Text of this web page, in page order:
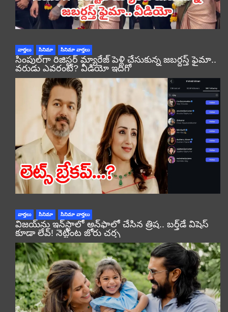
వార్తలు సినిమా సినిమా వార్తలు
సింపుల్‌గా రిజిస్టర్‌ మ్యారేజ్ పెళ్లి చేసుకున్న జబర్దస్త్ ఫైమా..
వరుడు ఎవరంటే? వీడియో ఇదిగో
వార్తలు సినిమా సినిమా వార్తలు
విజయ్‌ను ఇన్‌స్టాలో అన్‌ఫాలో చేసిన త్రిష.. బర్త్‌డే విషెస్
కూడా లేవ్! నెట్టింట జోరు చర్చ